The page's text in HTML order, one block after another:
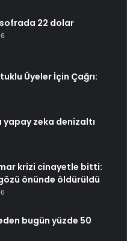
22 dolar
Üyeler İçin Çağrı:
zeka denizaltı
krizi cinayetle bitti:
önünde öldürüldü
bugün yüzde 50